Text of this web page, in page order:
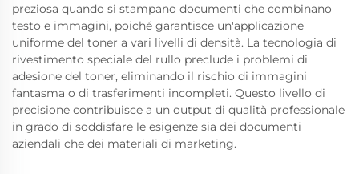
preziosa quando si stampano documenti che combinano
testo e immagini, poiché garantisce un'applicazione
uniforme del toner a vari livelli di densità. La tecnologia di
rivestimento speciale del rullo preclude i problemi di
adesione del toner, eliminando il rischio di immagini
fantasma o di trasferimenti incompleti. Questo livello di
precisione contribuisce a un output di qualità professionale
in grado di soddisfare le esigenze sia dei documenti
aziendali che dei materiali di marketing.